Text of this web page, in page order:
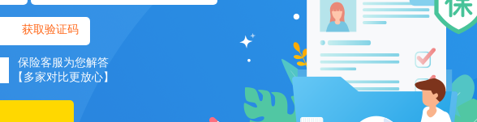
获取验证码
保险客服为您解答
【多家对比更放心】